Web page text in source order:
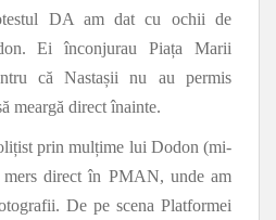
DA am dat cu ochii de
Ei înconjurau Piața Marii
că Nastașii nu au permis
meargă direct înainte.
prin mulțime lui Dodon (mi-
direct în PMAN, unde am
De pe scena Platformei